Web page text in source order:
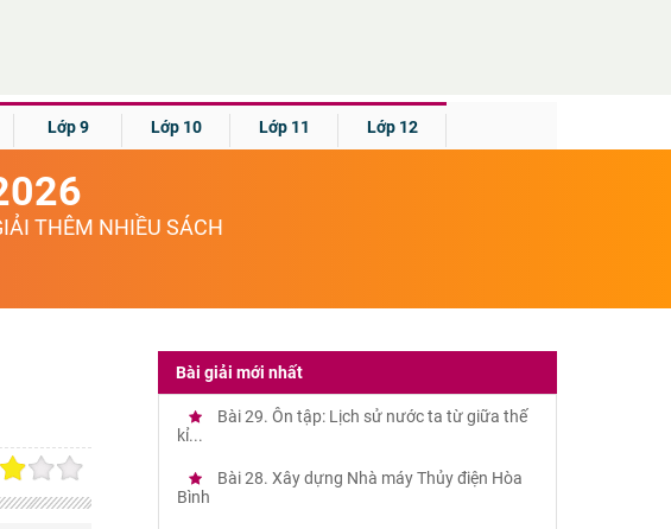
Lớp 9 Lớp 10 Lớp 11 Lớp 12
THÊM NHIỀU SÁCH
Bài giải mới nhất
Bài 29. Ôn tập: Lịch sử nước ta từ giữa thế
kỉ...
Bài 28. Xây dựng Nhà máy Thủy điện Hòa
Bình